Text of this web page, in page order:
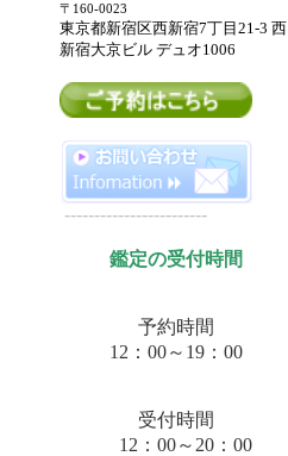
〒160-0023
東京都新宿区西新宿7丁目21-3 西
新宿大京ビル デュオ1006
------------------------
鑑定の受付時間
予約時間
12：00～19：00
受付時間
12：00～20：00